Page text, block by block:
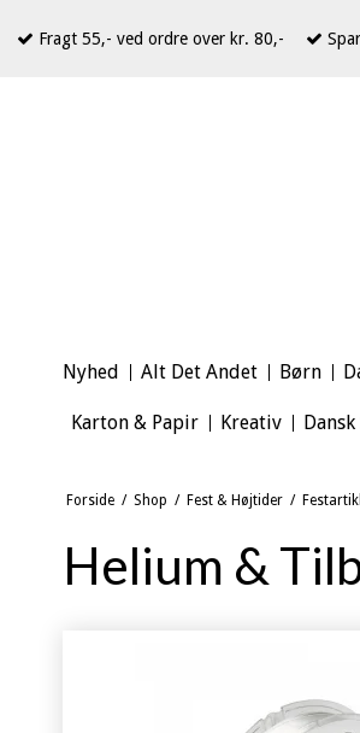
Fragt 55,- ved ordre over kr. 80,-
Nyhed Alt Det Andet Børn
Karton & Papir Kreativ
Forside / Shop / Fest & Højtider /
Helium &